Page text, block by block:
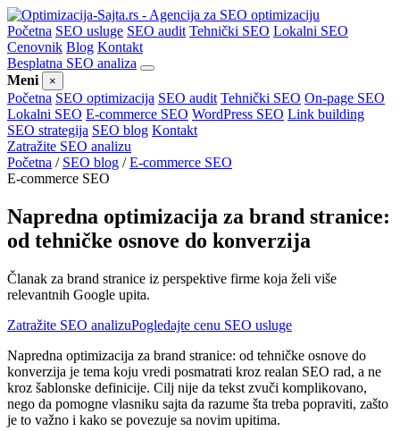
Početna SEO usluge SEO audit Tehnički SEO Lokalni SEO
Cenovnik Blog Kontakt
Besplatna SEO analiza
Meni
×
Početna SEO optimizacija SEO audit Tehnički SEO On-page SEO
Lokalni SEO E-commerce SEO WordPress SEO Link building
SEO strategija SEO blog Kontakt
Zatražite SEO analizu
Početna / SEO blog /E-commerce SEO
E-commerce SEO
Napredna optimizacija za brand stranice:
od tehničke osnove do konverzija
Članak za brand stranice iz perspektive firme koja želi više
relevantnih Google upita.
Zatražite SEO analizuPogledajte cenu SEO usluge
Napredna optimizacija za brand stranice: od tehničke osnove do
konverzija je tema koju vredi posmatrati kroz realan SEO rad, a ne
kroz šablonske definicije. Cilj nije da tekst zvuči komplikovano,
nego da pomogne vlasniku sajta da razume šta treba popraviti, zašto
je to važno i kako se povezuje sa novim upitima.